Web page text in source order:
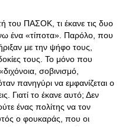
του ΠΑΣΟΚ, τι έκανε τις δυο
ένα «τίποτα». Παρόλο, που
με την ψήφο τους,
τους. Το μόνο που
σοβινισμό,
πανηγύρι να εμφανίζεται ο
Γιατί το έκανε αυτό; Δεν
ένας πολίτης να τον
ο φουκαράς, που οι